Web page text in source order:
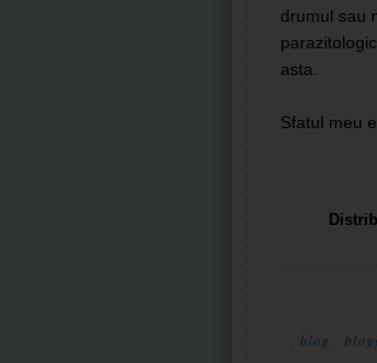
drumul sau
asta.
Sfatul meu
blog